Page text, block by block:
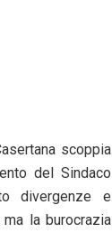
scoppia
del Sindaco
divergenze e
la burocrazia